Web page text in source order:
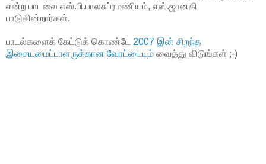
என்ற பாடலை எஸ்.பி.பாலசுப்ரமணியம், எஸ்.ஜானகி
பாடுகின்றார்கள்.
பாடல்களைக் கேட்டுக் கொண்டே 2007 இன் சிறந்த
இசையமைப்பாளருக்கான வோட்டையும் வைத்து விடுங்கள் ;-)